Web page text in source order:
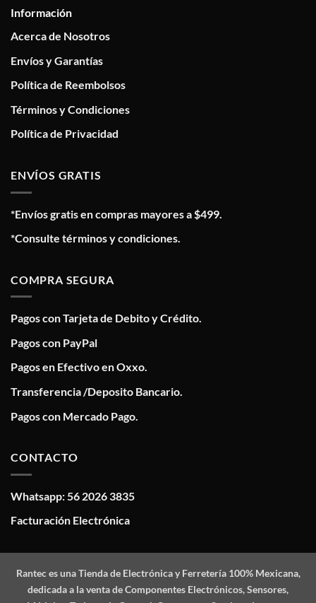
Información
Acerca de Nosotros
Envíos y Garantías
Política de Reembolsos
Términos y Condiciones
Política de Privacidad
ENVÍOS GRATIS
*Envíos gratis en compras mayores a $499.
*Consulte términos y condiciones.
COMPRA SEGURA
Pagos con Tarjeta de Debito y Crédito.
Pagos con PayPal
Pagos en Efectivo en Oxxo.
Transferencia /Deposito Bancario.
Pagos con Mercado Pago.
CONTACTO
Whatsapp: 56 2026 3835
Facturación Electrónica
Ranteces una Tienda de Electrónica y Ferretería 100% Mexicana,
dedicada a la venta de Componentes Electrónicos, Sensores,